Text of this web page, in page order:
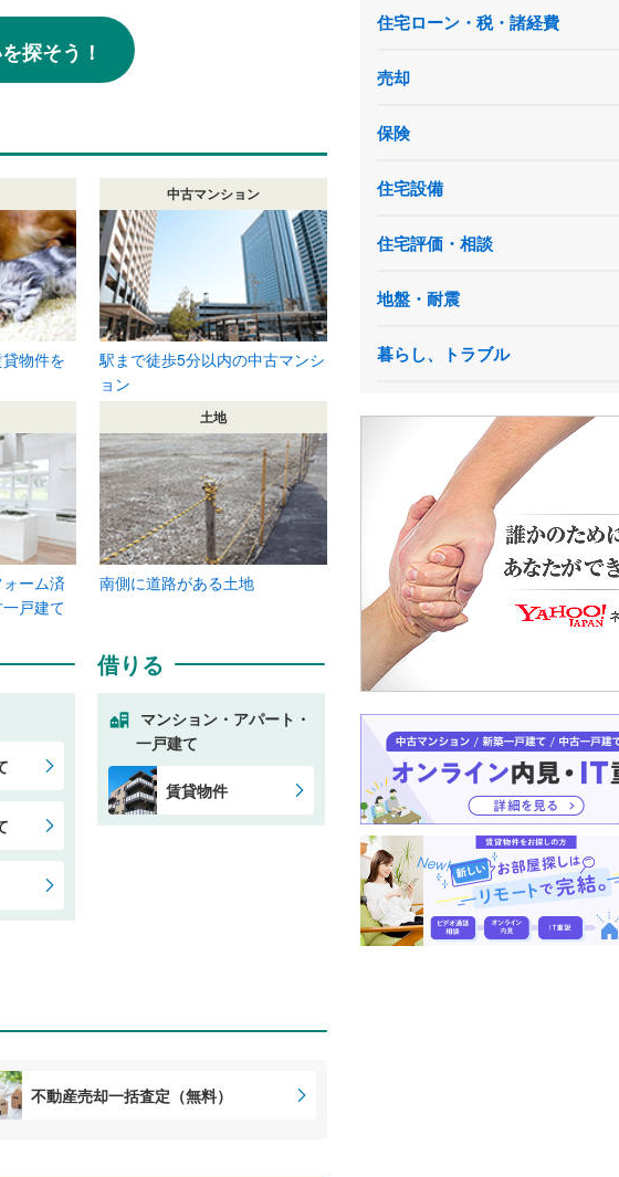
探そう！
物件を
中古マンション
駅まで徒歩5分以内の中古マンシ
ョン
ーム済
戸建て
土地
南側に道路がある土地
借りる
マンション・アパート・
一戸建て
賃貸物件
不動産売却一括査定（無料）
住宅ローン・税・諸経費
売却
保険
住宅設備
住宅評価・相談
地盤・耐震
暮らし、トラブル